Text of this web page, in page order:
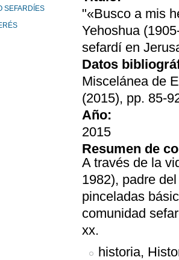
SEFARDÍES
"«Busco a mis
Yehoshua
sefardí en
Datos
Miscelánea de
(2015), pp. 85-
Año:
2015
Resumen de
A través de la
1982), padre
pinceladas
comunidad
xx.
historia,